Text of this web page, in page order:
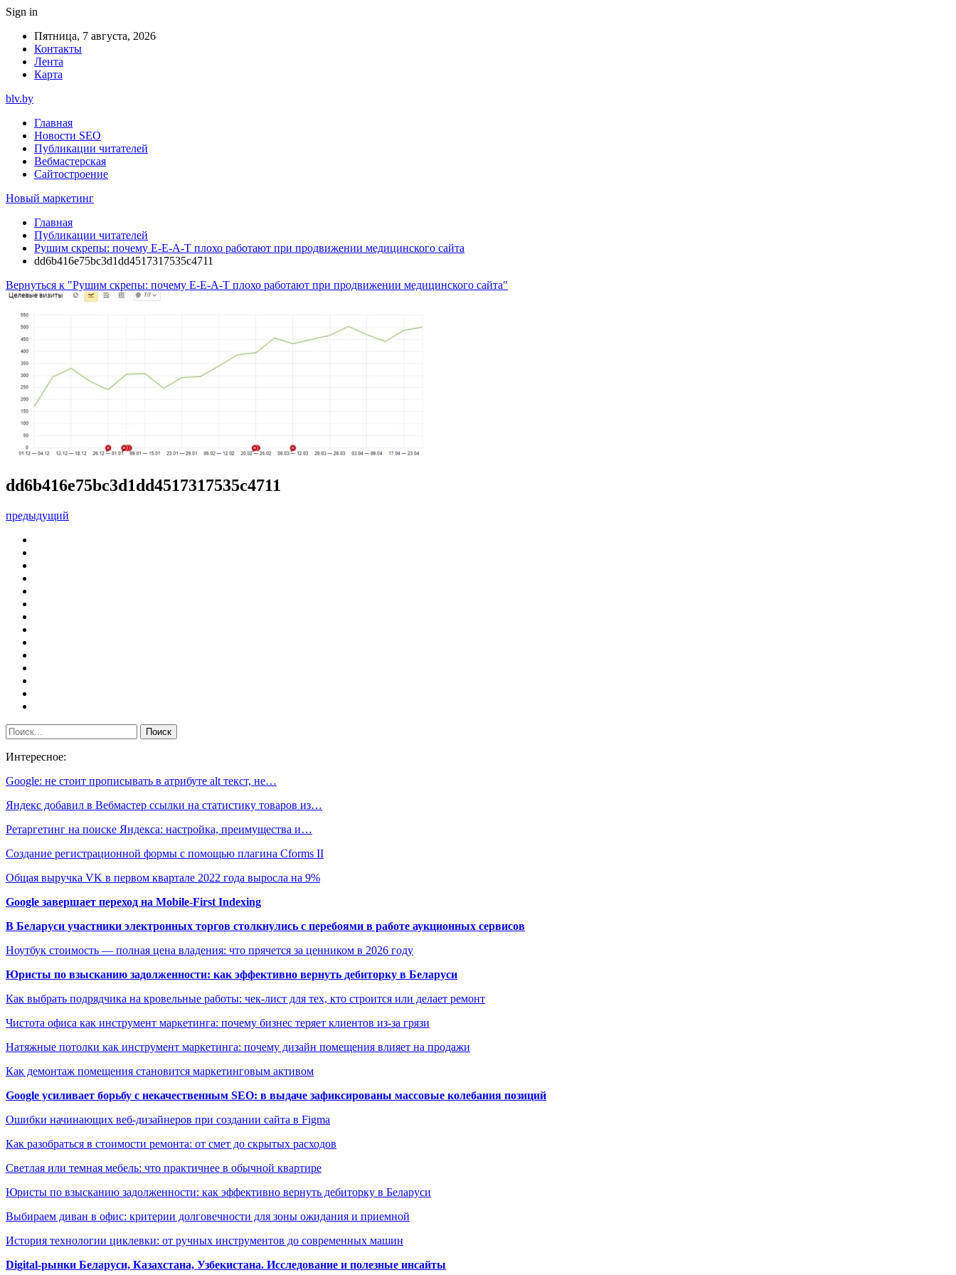
Sign in
Пятница, 7 августа, 2026
Контакты
Лента
Карта
blv.by
Главная
Новости SEO
Публикации читателей
Вебмастерская
Сайтостроение
Новый маркетинг
Главная
Публикации читателей
Рушим скрепы: почему E-E-A-T плохо работают при продвижении медицинского сайта
dd6b416e75bc3d1dd4517317535c4711
Вернуться к "Рушим скрепы: почему E-E-A-T плохо работают при продвижении медицинского сайта"
dd6b416e75bc3d1dd4517317535c4711
предыдущий
Интересное:
Google: не стоит прописывать в атрибуте alt текст, не…
Яндекс добавил в Вебмастер ссылки на статистику товаров из…
Ретаргетинг на поиске Яндекса: настройка, преимущества и…
Создание регистрационной формы с помощью плагина Cforms II
Общая выручка VK в первом квартале 2022 года выросла на 9%
Google завершает переход на Mobile-First Indexing
В Беларуси участники электронных торгов столкнулись с перебоями в работе аукционных сервисов
Ноутбук стоимость — полная цена владения: что прячется за ценником в 2026 году
Юристы по взысканию задолженности: как эффективно вернуть дебиторку в Беларуси
Как выбрать подрядчика на кровельные работы: чек-лист для тех, кто строится или делает ремонт
Чистота офиса как инструмент маркетинга: почему бизнес теряет клиентов из-за грязи
Натяжные потолки как инструмент маркетинга: почему дизайн помещения влияет на продажи
Как демонтаж помещения становится маркетинговым активом
Google усиливает борьбу с некачественным SEO: в выдаче зафиксированы массовые колебания позиций
Ошибки начинающих веб-дизайнеров при создании сайта в Figma
Как разобраться в стоимости ремонта: от смет до скрытых расходов
Светлая или темная мебель: что практичнее в обычной квартире
Юристы по взысканию задолженности: как эффективно вернуть дебиторку в Беларуси
Выбираем диван в офис: критерии долговечности для зоны ожидания и приемной
История технологии циклевки: от ручных инструментов до современных машин
Digital-рынки Беларуси, Казахстана, Узбекистана. Исследование и полезные инсайты